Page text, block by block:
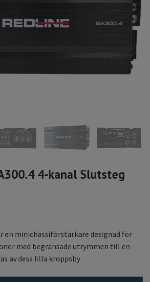
4-kanal Slutsteg
en minichassiförstärkare designad för
med begränsade utrymmen till en
av dess lilla kroppsby